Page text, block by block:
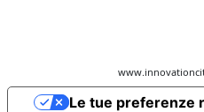
Le tue preferenze